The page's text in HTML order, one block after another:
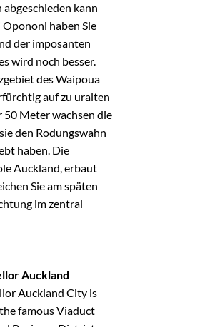
abgeschieden kann
haben Sie
der imposanten
wird noch besser.
des Waipoua
auf zu uralten
50 Meter wachsen die
den Rodungswahn
haben. Die
Auckland, erbaut
Sie am späten
im zentral
Auckland
Auckland City is
famous Viaduct